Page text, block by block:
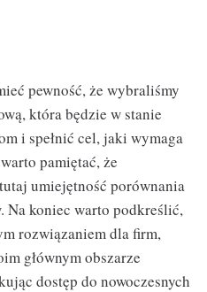
pewność, że wybraliśmy
która będzie w stanie
i spełnić cel, jaki wymaga
pamiętać, że
umiejętność porównania
koniec warto podkreślić,
rozwiązaniem dla firm,
głównym obszarze
dostęp do nowoczesnych